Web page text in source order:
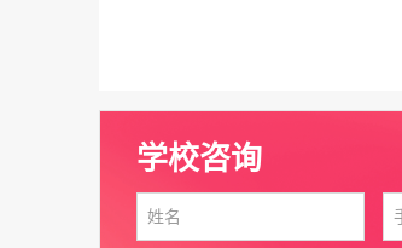
学校咨询